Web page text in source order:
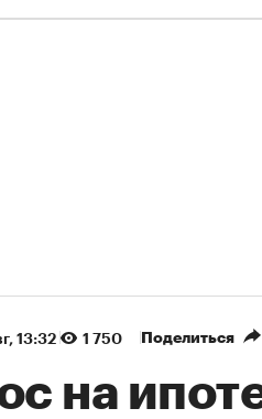
13:32 1 750 Поделиться
на